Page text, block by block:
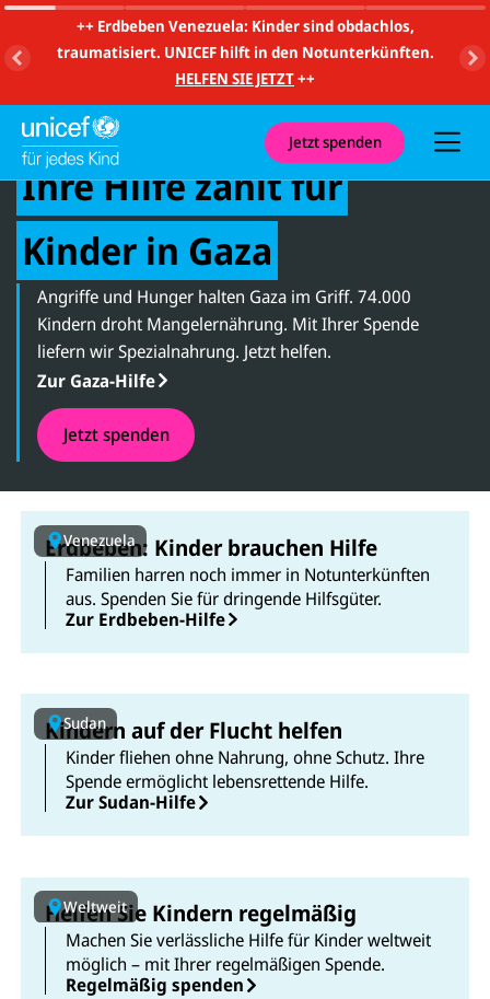
++ Erdbeben Venezuela: Kinder sind obdachlos,
traumatisiert. UNICEF hilft in den Notunterkünften.
HELFEN SIE JETZT++
Jetzt spenden
h
u
d
Palästina
:Ihre Hilfe zählt für
Kinder in Gaza
Angriffe und Hunger halten Gaza im Griff. 74.000
Kindern droht Mangelernährung. Mit Ihrer Spende
liefern wir Spezialnahrung. Jetzt helfen.
Zur Gaza-Hilfe
Jetzt spenden
Venezuela
Erdbeben: Kinder brauchen Hilfe
Familien harren noch immer in Notunterkünften
aus. Spenden Sie für dringende Hilfsgüter.
Zur Erdbeben-Hilfe
Sudan
Kindern auf der Flucht helfen
Kinder fliehen ohne Nahrung, ohne Schutz. Ihre
Spende ermöglicht lebensrettende Hilfe.
Zur Sudan-Hilfe
Weltweit
Helfen Sie Kindern regelmäßig
Machen Sie verlässliche Hilfe für Kinder weltweit
möglich – mit Ihrer regelmäßigen Spende.
Regelmäßig spenden